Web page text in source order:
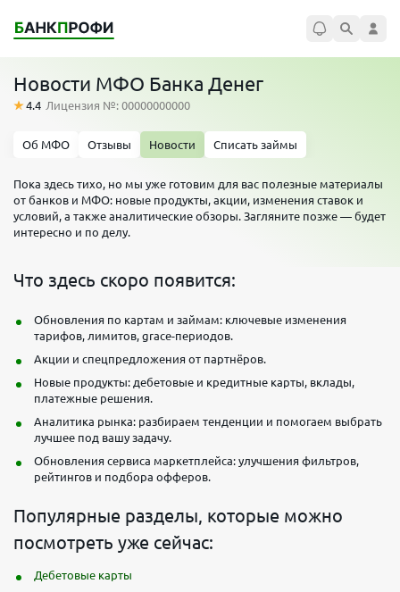
Новости МФО Банка Денег
4.4 Лицензия №: 00000000000
Об МФО Отзывы Новости Списать займы
Пока здесь тихо, но мы уже готовим для вас полезные материалы
от банков и МФО: новые продукты, акции, изменения ставок и
условий, а также аналитические обзоры. Загляните позже — будет
интересно и по делу.
Что здесь скоро появится:
Обновления по картам и займам: ключевые изменения
тарифов, лимитов, grace-периодов.
Акции и спецпредложения от партнёров.
Новые продукты: дебетовые и кредитные карты, вклады,
платежные решения.
Аналитика рынка: разбираем тенденции и помогаем выбрать
лучшее под вашу задачу.
Обновления сервиса маркетплейса: улучшения фильтров,
рейтингов и подбора офферов.
Популярные разделы, которые можно
посмотреть уже сейчас:
Дебетовые карты